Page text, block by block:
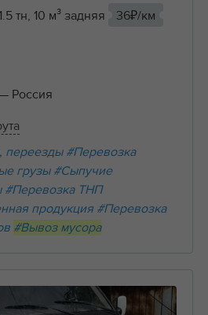
тн, 10 м³ задняя
36₽/км
Россия
переезды #Перевозка
грузы #Сыпучие
#Перевозка ТНП
продукция #Перевозка
#Вывоз мусора